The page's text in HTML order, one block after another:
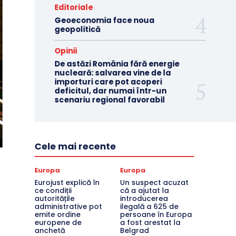
Editoriale
Geoeconomia face noua
geopolitică
Opinii
De astăzi România fără energie
nucleară: salvarea vine de la
importuri care pot acoperi
deficitul, dar numai într-un
scenariu regional favorabil
Cele mai recente
Europa
Eurojust explică în
ce condiții
autoritățile
administrative pot
emite ordine
europene de
anchetă
Europa
Un suspect acuzat
că a ajutat la
introducerea
ilegală a 625 de
persoane în Europa
a fost arestat la
Belgrad